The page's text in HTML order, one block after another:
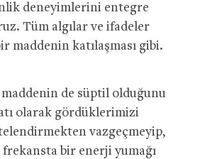
deneyimlerini entegre
Tüm algılar ve ifadeler
maddenin katılaşması gibi.
de süptil olduğunu
olarak gördüklerimizi
vazgeçmeyip,
bir enerji yumağı